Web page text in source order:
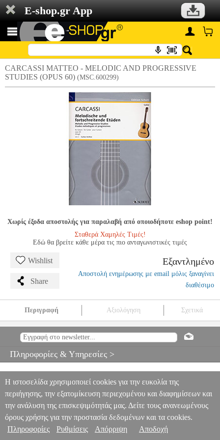
E-shop.gr App
CARCASSI MATTEO - MELODIC AND PROGRESSIVE
STUDIES (OPUS 60) (MSC.600299)
Χωρίς έξοδα αποστολής για παραλαβή από οποιοδήποτε eshop point!
Σταθερά Χαμηλές Τιμές!
Εδώ θα βρείτε κάθε μέρα τις πιο ανταγωνιστικές τιμές
Wishlist
Share
Εξαντλημένο
Αποστολή ενημέρωσης με email μόλις ξαναγίνει
διαθέσιμο
Περιγραφή Αξιολόγηση Σχετικά
STUDIES (OPUS 60) MSC.600299
SCHOTT
CARCASSI MATTEO - MELODIC AND PROGRESSIVE
Πληροφορίες & Υπηρεσίες >
Η ιστοσελίδα χρησιμοποιεί cookies για την ευκολία της
περιήγησης, την εξατομίκευση περιεχομένου και διαφημίσεων και
την ανάλυση της επισκεψιμότητάς μας. Δείτε τους ανανεωμένους
όρους χρήσης για την προστασία δεδομένων και τα cookies.
Πληροφορίες
Ρυθμίσεις Απόρριψη Αποδοχή